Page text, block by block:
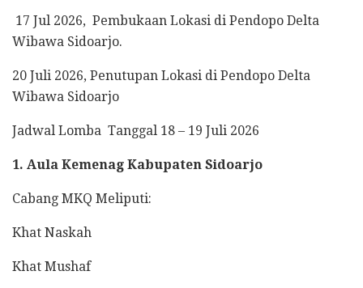
17 Jul 2026, Pembukaan Lokasi di Pendopo Delta
Wibawa Sidoarjo.
20 Juli 2026, Penutupan Lokasi di Pendopo Delta
Wibawa Sidoarjo
Jadwal Lomba Tanggal 18 – 19 Juli 2026
1. Aula Kemenag Kabupaten Sidoarjo
Cabang MKQ Meliputi:
Khat Naskah
Khat Mushaf